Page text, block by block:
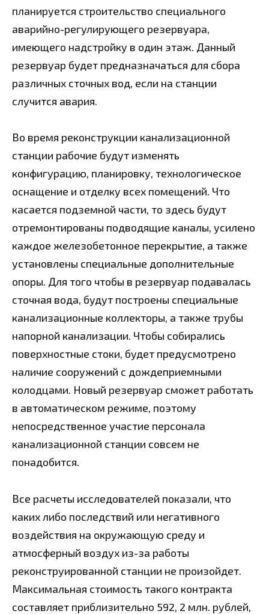
планируется строительство специального
аварийно-регулирующего резервуара,
имеющего надстройку в один этаж. Данный
резервуар будет предназначаться для сбора
различных сточных вод, если на станции
случится авария.
Во время реконструкции канализационной
станции рабочие будут изменять
конфигурацию, планировку, технологическое
оснащение и отделку всех помещений. Что
касается подземной части, то здесь будут
отремонтированы подводящие каналы, усилено
каждое железобетонное перекрытие, а также
установлены специальные дополнительные
опоры. Для того чтобы в резервуар подавалась
сточная вода, будут построены специальные
канализационные коллекторы, а также трубы
напорной канализации. Чтобы собирались
поверхностные стоки, будет предусмотрено
наличие сооружений с дождеприемными
колодцами. Новый резервуар сможет работать
в автоматическом режиме, поэтому
непосредственное участие персонала
канализационной станции совсем не
понадобится.
Все расчеты исследователей показали, что
каких либо последствий или негативного
воздействия на окружающую среду и
атмосферный воздух из-за работы
реконструированной станции не произойдет.
Максимальная стоимость такого контракта
составляет приблизительно 592, 2 млн. рублей,